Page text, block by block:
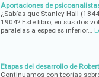
Aportaciones de
¿Sabías que Stanley Hall
1904? Este libro, en sus dos
paralelas a especies inferior…
Etapas del desarrollo de
Continuamos con teorías